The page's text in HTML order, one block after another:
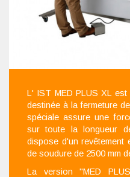
L' IST MED PLUS XL
destinée à la fermeture
spéciale assure une
sur toute la longueur
dispose d'un revêtement
de soudure de 2500 mm
La version "MED